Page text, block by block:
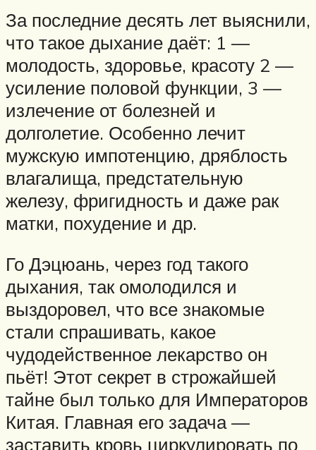
За последние десять лет выяснили,
что такое дыхание даёт: 1 —
молодость, здоровье, красоту 2 —
усиление половой функции, 3 —
излечение от болезней и
долголетие. Особенно лечит
мужскую импотенцию, дряблость
влагалища, предстательную
железу, фригидность и даже рак
матки, похудение и др.
Го Дэцюань, через год такого
дыхания, так омолодился и
выздоровел, что все знакомые
стали спрашивать, какое
чудодейственное лекарство он
пьёт! Этот секрет в строжайшей
тайне был только для Императоров
Китая. Главная его задача —
заставить кровь циркулировать по